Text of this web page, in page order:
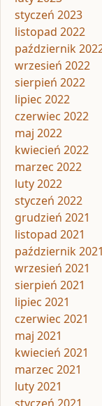
styczeń 2023
listopad 2022
październik
wrzesień 2022
sierpień 2022
lipiec 2022
czerwiec 2022
maj 2022
kwiecień 2022
marzec 2022
luty 2022
styczeń 2022
grudzień 2021
listopad 2021
październik 2021
wrzesień 2021
sierpień 2021
lipiec 2021
czerwiec 2021
maj 2021
kwiecień 2021
marzec 2021
luty 2021